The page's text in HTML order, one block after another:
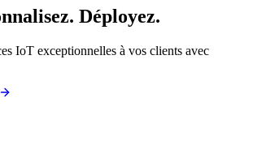
Déployez.
IoT exceptionnelles à vos clients avec